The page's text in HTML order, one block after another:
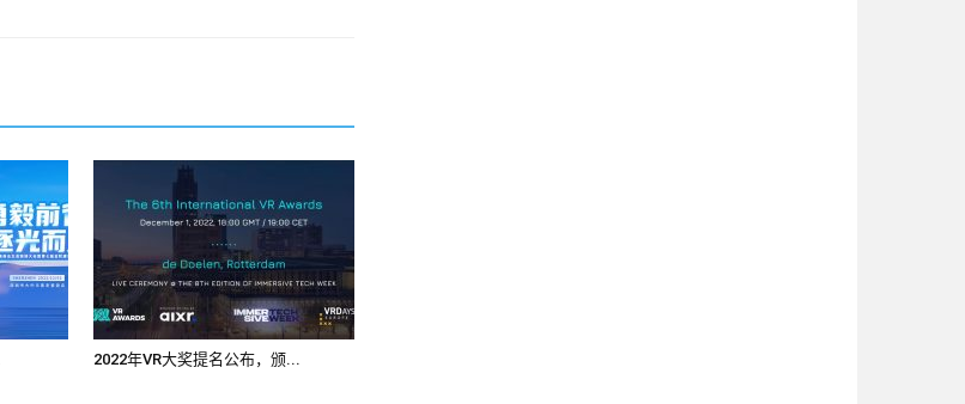
2022年VR大奖提名公布，颁...